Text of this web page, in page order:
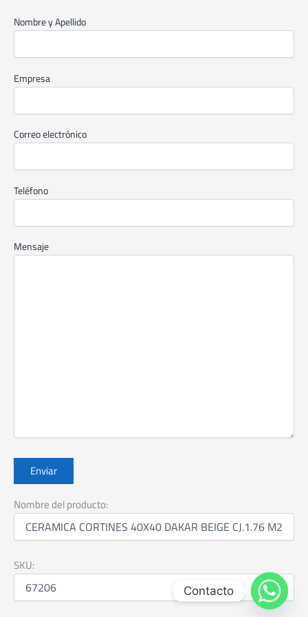
Nombre y Apellido
Empresa
Correo electrónico
Teléfono
Mensaje
Nombre del producto:
SKU:
Contacto